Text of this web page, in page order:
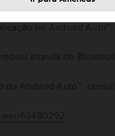
na aplicação TomTom